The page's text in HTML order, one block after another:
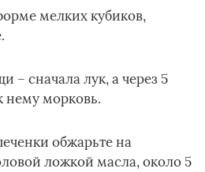
мелких кубиков,
– сначала лук, а через 5
нему морковь.
обжарьте на
ложкой масла, около 5